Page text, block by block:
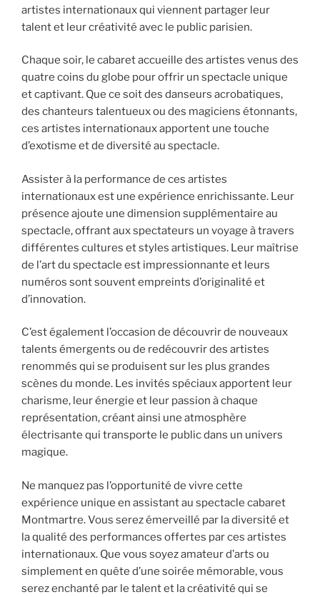
artistes internationaux qui viennent partager leur
talent et leur créativité avec le public parisien.
Chaque soir, le cabaret accueille des artistes venus des
quatre coins du globe pour offrir un spectacle unique
et captivant. Que ce soit des danseurs acrobatiques,
des chanteurs talentueux ou des magiciens étonnants,
ces artistes internationaux apportent une touche
d’exotisme et de diversité au spectacle.
Assister à la performance de ces artistes
internationaux est une expérience enrichissante. Leur
présence ajoute une dimension supplémentaire au
spectacle, offrant aux spectateurs un voyage à travers
différentes cultures et styles artistiques. Leur maîtrise
de l’art du spectacle est impressionnante et leurs
numéros sont souvent empreints d’originalité et
d’innovation.
C’est également l’occasion de découvrir de nouveaux
talents émergents ou de redécouvrir des artistes
renommés qui se produisent sur les plus grandes
scènes du monde. Les invités spéciaux apportent leur
charisme, leur énergie et leur passion à chaque
représentation, créant ainsi une atmosphère
électrisante qui transporte le public dans un univers
magique.
Ne manquez pas l’opportunité de vivre cette
expérience unique en assistant au spectacle cabaret
Montmartre. Vous serez émerveillé par la diversité et
la qualité des performances offertes par ces artistes
internationaux. Que vous soyez amateur d’arts ou
simplement en quête d’une soirée mémorable, vous
serez enchanté par le talent et la créativité qui se